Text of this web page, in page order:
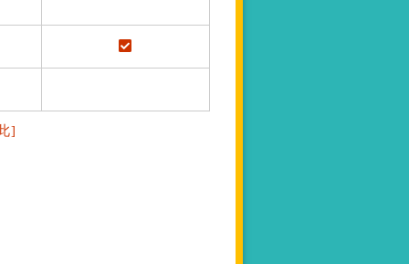
]